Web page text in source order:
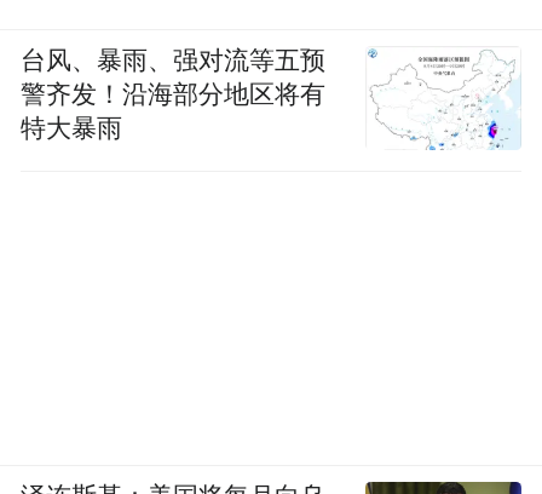
台风、暴雨、强对流等五预
警齐发！沿海部分地区将有
特大暴雨